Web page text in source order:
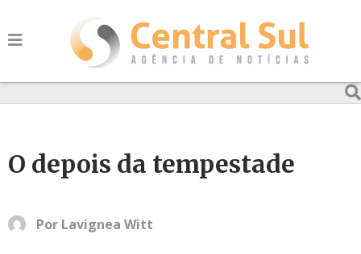
O depois da tempestade
Por Lavignea Witt